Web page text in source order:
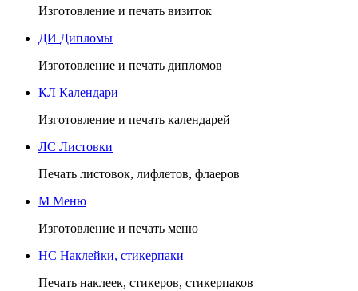
Изготовление и печать визиток
ДИ Дипломы
Изготовление и печать дипломов
КЛ Календари
Изготовление и печать календарей
ЛС Листовки
Печать листовок, лифлетов, флаеров
М Меню
Изготовление и печать меню
НС Наклейки, стикерпаки
Печать наклеек, стикеров, стикерпаков